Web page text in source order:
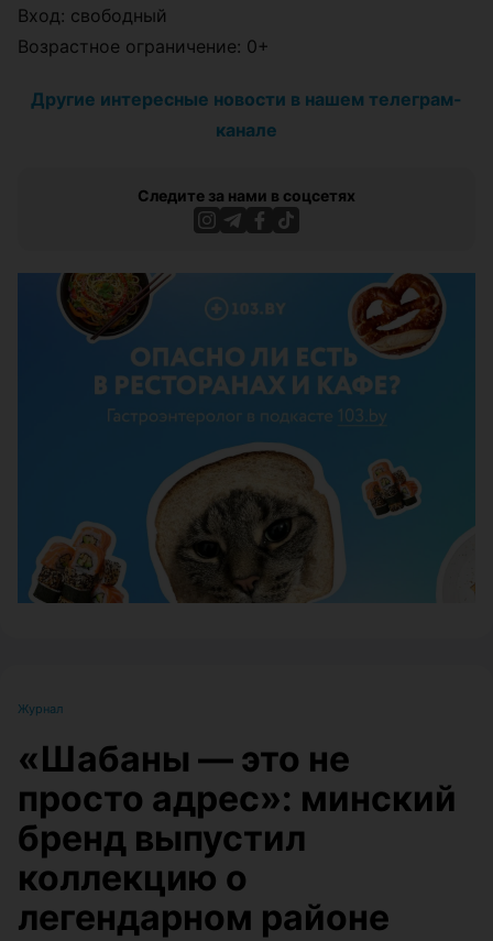
Вход: свободный
Возрастное ограничение: 0+
Другие интересные новости в нашем телеграм-
канале
Следите за нами в соцсетях
Журнал
«Шабаны — это не
просто адрес»: минский
бренд выпустил
коллекцию о
легендарном районе